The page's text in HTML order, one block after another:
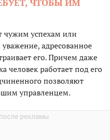
ЧТОБЫ ИМ
чужим успехам или
адресованное
его. Причем даже
человек работает под его
позволяют
управленцем.